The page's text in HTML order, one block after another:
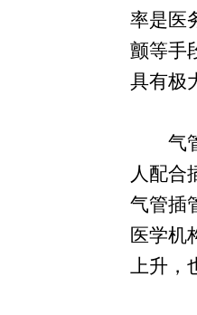
率是医
颤等手
具有极
气管
人配合
气管插
医学机
上升